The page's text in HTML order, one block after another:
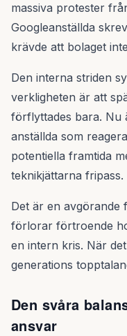
massiva protester
Googleanställda
krävde att bolaget
Den interna striden
verkligheten är att
förflyttades bara. Nu
anställda som
potentiella framtida
teknikjättarna fripass.
Det är en avgörande
förlorar förtroende
en intern kris. När
generations
Den svåra
ansvar